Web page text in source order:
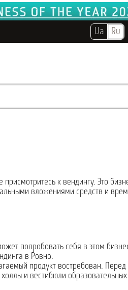
Ua Ru
к вендингу. Это
вложениями средств и
попробовать себя в этом
в Ровно.
продукт востребован.
и вестибюли